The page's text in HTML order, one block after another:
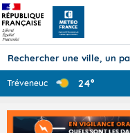
Tréveneuc 24°